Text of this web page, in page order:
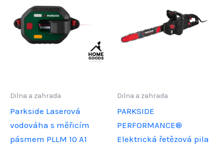
Dilna a zahrada
Parkside Laserová
vodováha s měřicím
pásmem PLLM 10 A1
Dilna a zahrada
PARKSIDE
PERFORMANCE®
Elektrická řetězová pila